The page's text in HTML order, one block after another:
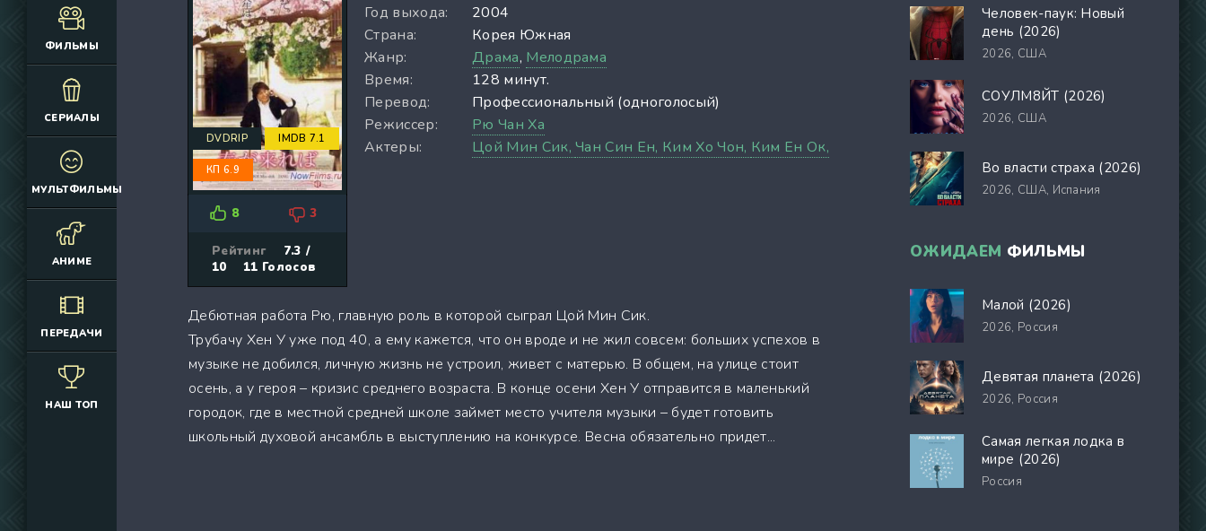
ФИЛЬМЫ
(12925)
(4392)
(6692)
(2645)
(2752)
(2164)
(10686)
(7063)
(3006)
(308)
(4415)
(3222)
(3576)
(576)
(34291)
(39129)
СЕРИАЛЫ
(3076)
(2166)
(660)
(1830)
(324)
(884)
(12174)
(335)
МУЛЬТФИЛЬМЫ
АНИМЕ
ПЕРЕДАЧИ
НАШ ТОП
DVDRIP IMDB 7.1
КП 6.9
8 3
Рейтинг
7.3 /
10
11 Голосов
Год выхода:
2004
Страна:
Корея Южная
Жанр:
Драма, Мелодрама
Время:
128 минут.
Перевод:
Профессиональный (одноголосый)
Режиссер:
Рю Чан Ха
Актеры:
Цой Мин Сик,Чан Син Ен, Ким Хо Чон, Ким Ен Ок,
Дебютная работа Рю, главную роль в которой сыграл Цой Мин Сик.
Трубачу Хен У уже под 40, а ему кажется, что он вроде и не жил совсем: больших успехов в
музыке не добился, личную жизнь не устроил, живет с матерью. В общем, на улице стоит
осень, а у героя – кризис среднего возраста. В конце осени Хен У отправится в маленький
городок, где в местной средней школе займет место учителя музыки – будет готовить
школьный духовой ансамбль в выступлению на конкурсе. Весна обязательно придет...
Человек-паук: Новый
день (2026)
2026, США
СОУЛМ8ЙТ (2026)
2026, США
Во власти страха (2026)
2026, США, Испания
ОЖИДАЕМ ФИЛЬМЫ
Малой (2026)
2026, Россия
Девятая планета (2026)
2026, Россия
Самая легкая лодка в
мире (2026)
Россия